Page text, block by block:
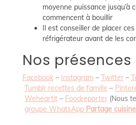
moyenne puissance jusqu’à
commencent à bouillir
Il est conseiller de placer
réfrigérateur avant de les
Nos
Facebook– Instagram – Twitter–
Tumblr recettes de famille –
Weheartit– Foodreporter(Nous
groupe WhatsApp Partage